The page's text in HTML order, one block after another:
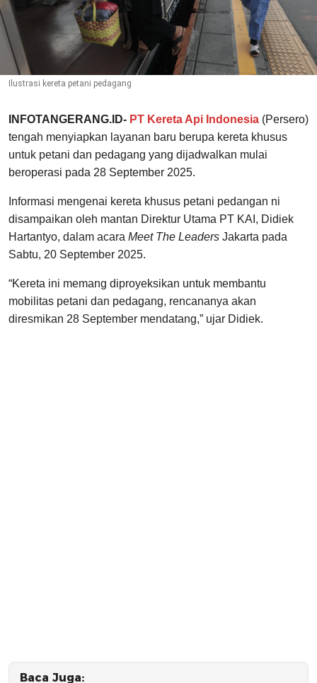
Ilustrasi kereta petani pedagang
INFOTANGERANG.ID- PT Kereta Api Indonesia (Persero)
tengah menyiapkan layanan baru berupa kereta khusus
untuk petani dan pedagang yang dijadwalkan mulai
beroperasi pada 28 September 2025.
Informasi mengenai kereta khusus petani pedangan ni
disampaikan oleh mantan Direktur Utama PT KAI, Didiek
Hartantyo, dalam acara Meet The Leaders Jakarta pada
Sabtu, 20 September 2025.
“Kereta ini memang diproyeksikan untuk membantu
mobilitas petani dan pedagang, rencananya akan
diresmikan 28 September mendatang,” ujar Didiek.
Baca Juga: